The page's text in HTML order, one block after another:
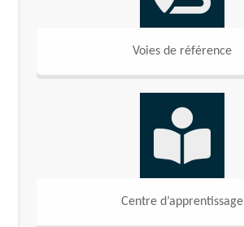
Voies de référence
Centre d’apprentissage